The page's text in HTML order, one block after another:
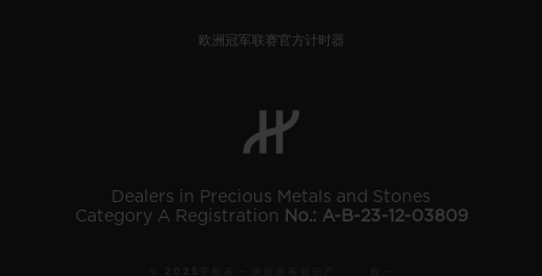
欧洲冠军联赛官方计时器
Dealers in Precious Metals and Stones
Category A Registration No.: A-B-23-12-03809